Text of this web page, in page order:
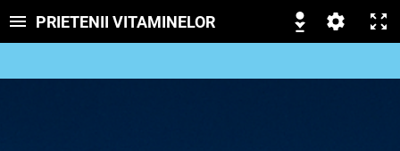
PRIETENII VITAMINELOR